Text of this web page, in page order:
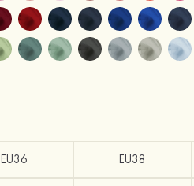
EU36 EU38